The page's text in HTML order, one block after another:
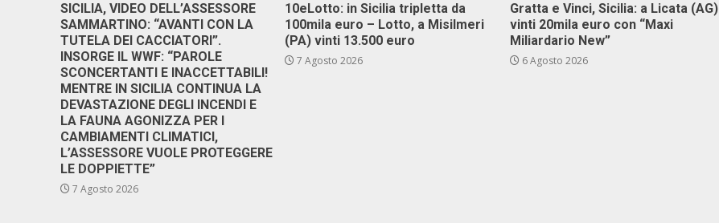
SICILIA, VIDEO DELL’ASSESSORE
SAMMARTINO: “AVANTI CON LA
TUTELA DEI CACCIATORI”.
INSORGE IL WWF: “PAROLE
SCONCERTANTI E INACCETTABILI!
MENTRE IN SICILIA CONTINUA LA
DEVASTAZIONE DEGLI INCENDI E
LA FAUNA AGONIZZA PER I
CAMBIAMENTI CLIMATICI,
L’ASSESSORE VUOLE PROTEGGERE
LE DOPPIETTE”
7 Agosto 2026
10eLotto: in Sicilia tripletta da
100mila euro – Lotto, a Misilmeri
(PA) vinti 13.500 euro
7 Agosto 2026
Gratta e Vinci, Sicilia: a Licata (AG)
vinti 20mila euro con “Maxi
Miliardario New”
6 Agosto 2026